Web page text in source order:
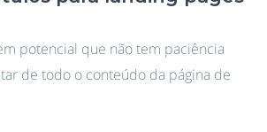
potencial que não tem paciência
de todo o conteúdo da página de